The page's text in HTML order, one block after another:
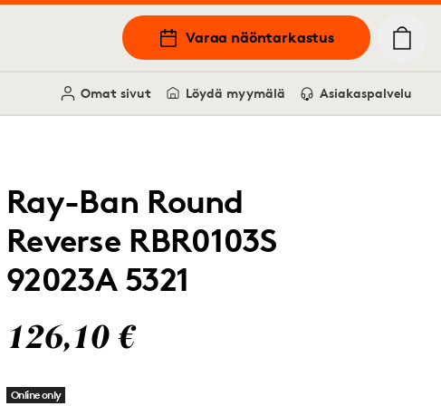
Varaa näöntarkastus
Omat sivut Löydä myymälä Asiakaspalvelu
Ray-Ban Round
Reverse RBR0103S
92023A 5321
126,10 €
Online only